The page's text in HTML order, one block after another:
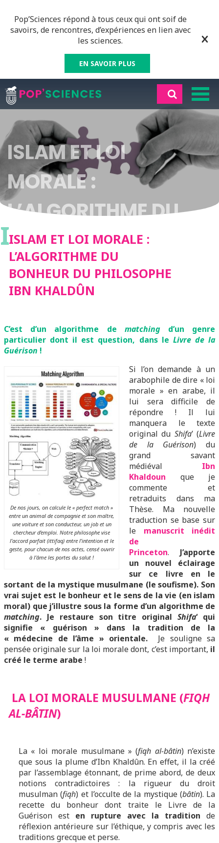
Pop’Sciences répond à tous ceux qui ont soif de
savoirs, de rencontres, d’expériences en lien avec
les sciences.
EN SAVOIR PLUS
ISLAM ET LOI
MORALE :
L’ALGORITHME DU
BONHEUR DU
PHILOSOPHE IBN
KHALDÛN
IISLAM ET LOI MORALE :
L’ALGORITHME DU
BONHEUR DU PHILOSOPHE
IBN KHALDÛN
C’est d’un algorithme de matchingd’un genre
particulier dont il est question, dans le Livre de la
Guérison !
De nos jours, on calcule le « perfect match »
entre un animal de compagnie et son maître,
une voiture et son conducteur, un job et un
chercheur d’emploi. Notre philosophe vise
l’accord parfait (ittifaq) entre l’intention et le
geste, pour chacun de nos actes, censé ouvrir
à l’âme les portes du salut !
Si l’on demande à un
arabophile de dire « loi
morale » en arabe, il
lui sera difficile de
répondre ! Il lui
manquera le texte
original du Shifa’ (Livre
de la Guérison) du
grand savant
médiéval Ibn
Khaldoun que je
commente et
retraduits dans ma
Thèse. Ma nouvelle
traduction se base sur
le manuscrit inédit
de
Princeton. J’apporte
un nouvel éclairage
sur ce livre en le
sortant de la mystique musulmane (le soufisme). Son
vrai sujet est le bonheur et le sens de la vie (en islam
moral) que j’illustre sous la forme d’un algorithme de
matching. Je restaure son titre originalShifa‘ qui
signifie « guérison » dans la tradition de la
« médecine de l’âme » orientale.
Je souligne sa
pensée originale sur la loi morale dont, c’est important, il
créé le terme arabe !
LA LOI MORALE MUSULMANE (FIQH
AL-BÂTIN)
La « loi morale musulmane » (fiqh al-bâtin) n’existe
que sous la plume d’Ibn Khaldûn. En effet, il la créé
par l’assemblage étonnant, de prime abord, de deux
notions contradictoires : la rigueur du droit
musulman (fiqh) et l’occulte de la mystique (bâtin). La
recette du bonheur dont traite le Livre de la
Guérison est en rupture avec la tradition de
réflexion antérieure sur l’éthique, y compris avec les
traditions grecque et perse.